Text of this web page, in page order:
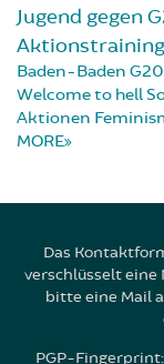
Jugend gegen
Aktionstraining
Baden-Baden
Welcome to hell
Aktionen
MORE
Das
verschlüsselt eine
bitte eine Mail
PGP-Fingerprint: